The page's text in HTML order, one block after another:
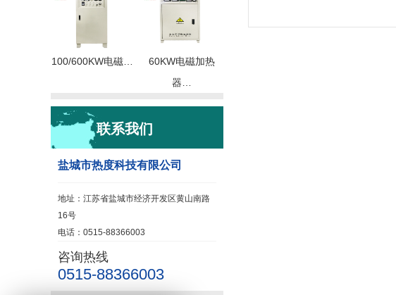
100/600KW电磁…
60KW电磁加热
器…
联系我们
盐城市热度科技有限公司
地址：江苏省盐城市经济开发区黄山南路
16号
电话：0515-88366003
咨询热线
0515-88366003